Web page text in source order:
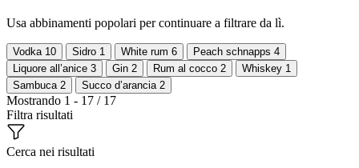
Usa abbinamenti popolari per continuare a filtrare da lì.
Vodka 10 Sidro 1 White rum 6 Peach schnapps 4
Liquore all’anice 3 Gin 2 Rum al cocco 2 Whiskey 1
Sambuca 2 Succo d’arancia 2
Mostrando 1 - 17 / 17
Filtra risultati
Cerca nei risultati